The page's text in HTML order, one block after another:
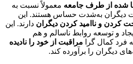
شده از طرف جامعه معمولاً نسبت به
دیگران به‌شدت حساس هستند. این
کردن و ناامید کردن دیگران دارند. این
و توسعه روابط ناسالم و هم
فرد کمال گرا مراقبت از خود را نادیده
دیگران را برآورده کند.